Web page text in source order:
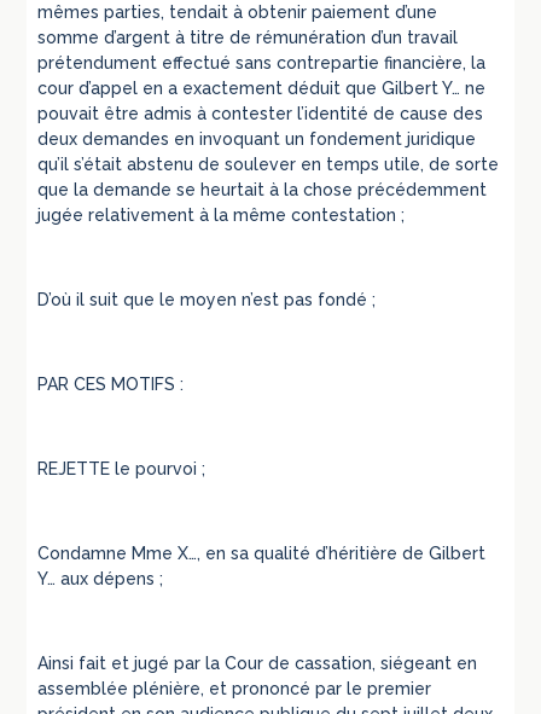
mêmes parties, tendait à obtenir paiement d’une
somme d’argent à titre de rémunération d’un travail
prétendument effectué sans contrepartie financière, la
cour d’appel en a exactement déduit que Gilbert Y… ne
pouvait être admis à contester l’identité de cause des
deux demandes en invoquant un fondement juridique
qu’il s’était abstenu de soulever en temps utile, de sorte
que la demande se heurtait à la chose précédemment
jugée relativement à la même contestation ;
D’où il suit que le moyen n’est pas fondé ;
PAR CES MOTIFS :
REJETTE le pourvoi ;
Condamne Mme X…, en sa qualité d’héritière de Gilbert
Y… aux dépens ;
Ainsi fait et jugé par la Cour de cassation, siégeant en
assemblée plénière, et prononcé par le premier